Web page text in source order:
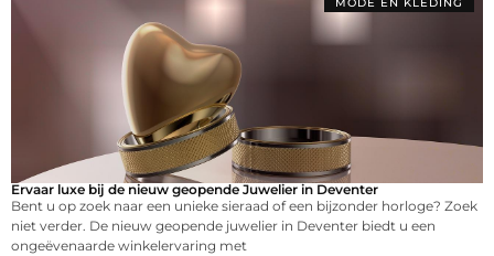
MODE EN KLEDING
Ervaar luxe bij de nieuw geopende Juwelier in Deventer
Bent u op zoek naar een unieke sieraad of een bijzonder horloge? Zoek
niet verder. De nieuw geopende juwelier in Deventer biedt u een
ongeëvenaarde winkelervaring met